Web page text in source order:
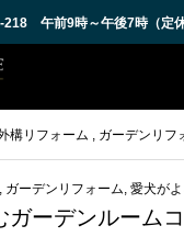
午前9時～午後7時（定休
構リフォーム ガーデンリフ
ガーデンリフォーム 愛犬が
ガーデンルーム